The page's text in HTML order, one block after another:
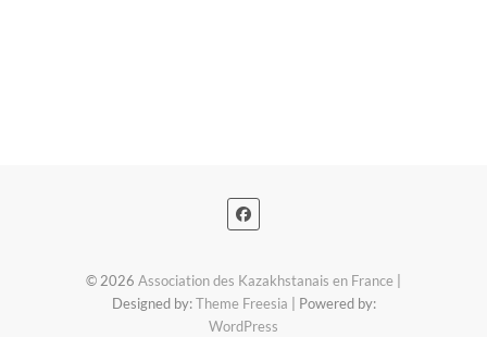
© 2026 Association des Kazakhstanais en France
Designed by:Theme Freesia | Powered by:
WordPress